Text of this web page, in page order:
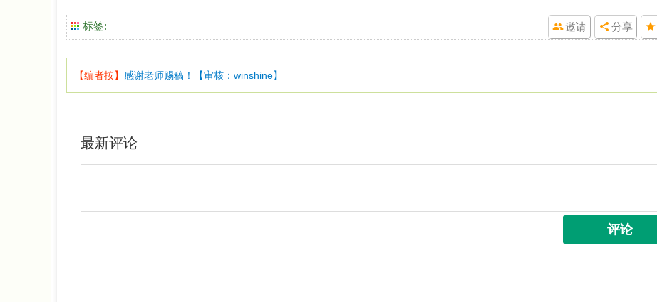
标签: 分享
邀请
【编者按】 感谢老师赐稿！【审核：winshine】
最新评论
评论